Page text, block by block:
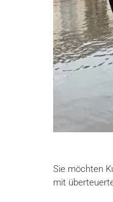
Sie möchten
mit